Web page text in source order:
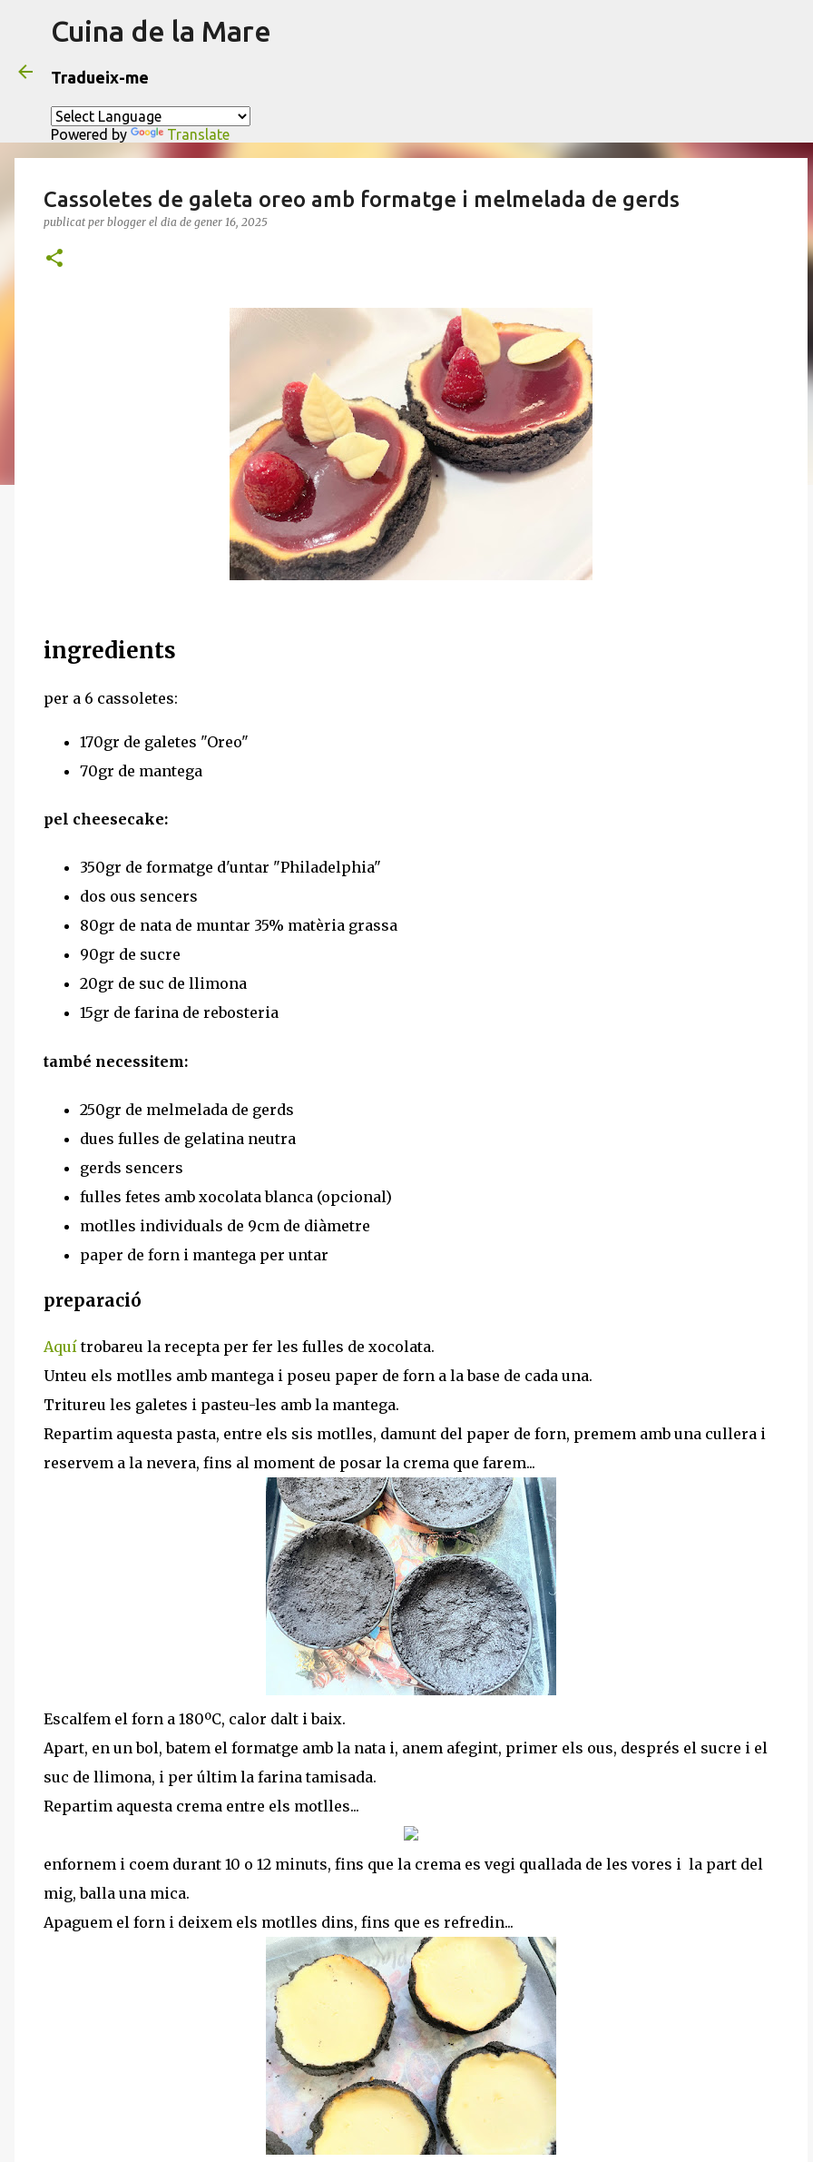
Cuina de la Mare
Tradueix-me
Powered by Translate
Cassoletes de galeta oreo amb formatge i melmelada de gerds
publicat per blogger el dia de gener 16, 2025
ingredients
per a 6 cassoletes:
170gr de galetes "Oreo"
70gr de mantega
pel cheesecake:
350gr de formatge d'untar "Philadelphia"
dos ous sencers
80gr de nata de muntar 35% matèria grassa
90gr de sucre
20gr de suc de llimona
15gr de farina de rebosteria
també necessitem:
250gr de melmelada de gerds
dues fulles de gelatina neutra
gerds sencers
fulles fetes amb xocolata blanca (opcional)
motlles individuals de 9cm de diàmetre
paper de forn i mantega per untar
preparació
Aquítrobareu la recepta per fer les fulles de xocolata.
Unteu els motlles amb mantega i poseu paper de forn a la base de cada una.
Tritureu les galetes i pasteu-les amb la mantega.
Repartim aquesta pasta, entre els sis motlles, damunt del paper de forn, premem amb una cullera i
reservem a la nevera, fins al moment de posar la crema que farem...
Escalfem el forn a 180ºC, calor dalt i baix.
Apart, en un bol, batem el formatge amb la nata i, anem afegint, primer els ous, després el sucre i el
suc de llimona, i per últim la farina tamisada.
Repartim aquesta crema entre els motlles...
enfornem i coem durant 10 o 12 minuts, fins que la crema es vegi quallada de les vores i la part del
mig, balla una mica.
Apaguem el forn i deixem els motlles dins, fins que es refredin...